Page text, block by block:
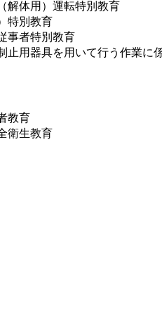
解体用）運転特別教育
特別教育
事者特別教育
止用器具を用いて行う作業に
教育
衛生教育